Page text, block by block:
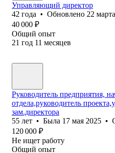
Управляющий директор
42 года • Обновлено 22
40 000 ₽
Общий опыт
21 год 11 месяцев
Руководитель предприятия,
отдела,руководитель
зам.директора
55 лет • Была 17 мая 2025 •
120 000 ₽
Не ищет работу
Общий опыт